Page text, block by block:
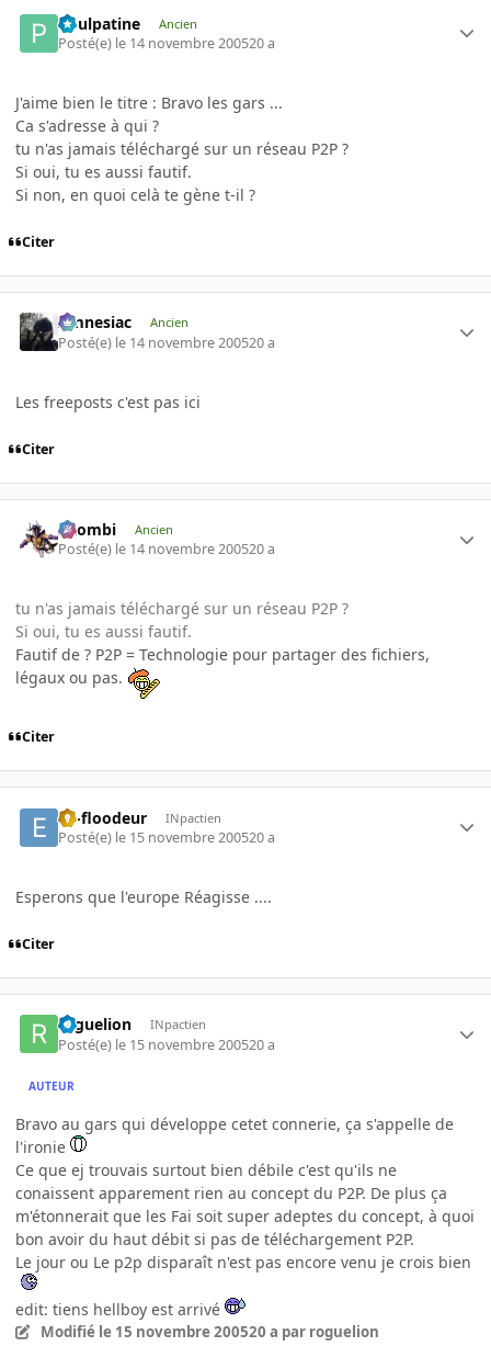
Poulpatine Ancien
Posté(e) le 14 novembre 200520 a
J'aime bien le titre : Bravo les gars ...
Ca s'adresse à qui ?
tu n'as jamais téléchargé sur un réseau P2P ?
Si oui, tu es aussi fautif.
Si non, en quoi celà te gène t-il ?
Citer
Amnesiac Ancien
Posté(e) le 14 novembre 200520 a
Les freeposts c'est pas ici
Citer
XZombi Ancien
Posté(e) le 14 novembre 200520 a
tu n'as jamais téléchargé sur un réseau P2P ?
Si oui, tu es aussi fautif.
Fautif de ? P2P = Technologie pour partager des fichiers,
légaux ou pas.
Citer
ex-floodeur INpactien
Posté(e) le 15 novembre 200520 a
Esperons que l'europe Réagisse ....
Citer
roguelion INpactien
Posté(e) le 15 novembre 200520 a
AUTEUR
Bravo au gars qui développe cetet connerie, ça s'appelle de
l'ironie
Ce que ej trouvais surtout bien débile c'est qu'ils ne
conaissent apparement rien au concept du P2P. De plus ça
m'étonnerait que les Fai soit super adeptes du concept, à quoi
bon avoir du haut débit si pas de téléchargement P2P.
Le jour ou Le p2p disparaît n'est pas encore venu je crois bien
edit: tiens hellboy est arrivé
Modifié le 15 novembre 200520 a par roguelion